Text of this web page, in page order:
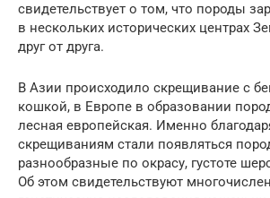
свидетельствует о том, что породы
в нескольких исторических центрах
друг от друга.
В Азии происходило скрещивание с
кошкой, в Европе в образовании
лесная европейская. Именно
скрещиваниям стали появляться
разнообразные по окрасу, густоте
Об этом свидетельствуют